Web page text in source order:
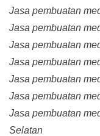
Jasa pembuatan
Jasa pembuatan
Jasa pembuatan
Jasa pembuatan
Jasa pembuatan
Jasa pembuatan
Jasa pembuatan
Selatan